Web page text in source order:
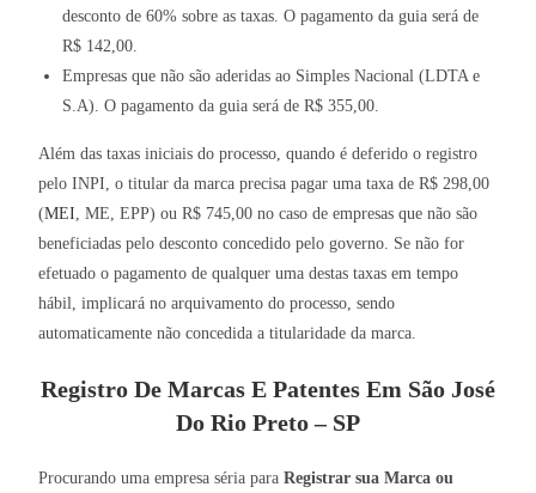
desconto de 60% sobre as taxas. O pagamento da guia será de
R$ 142,00.
Empresas que não são aderidas ao Simples Nacional (LDTA e
S.A). O pagamento da guia será de R$ 355,00.
Além das taxas iniciais do processo, quando é deferido o registro
pelo INPI, o titular da marca precisa pagar uma taxa de R$ 298,00
(MEI, ME, EPP) ou R$ 745,00 no caso de empresas que não são
beneficiadas pelo desconto concedido pelo governo. Se não for
efetuado o pagamento de qualquer uma destas taxas em tempo
hábil, implicará no arquivamento do processo, sendo
automaticamente não concedida a titularidade da marca.
Registro De Marcas E Patentes Em São José
Do Rio Preto – SP
Procurando uma empresa séria paraRegistrar sua Marca ou